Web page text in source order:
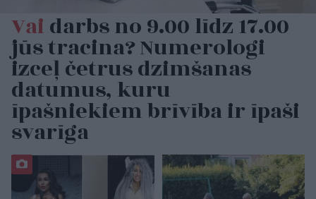
Vaidarbs no 9.00 līdz 17.00
jūs tracina? Numerologi
izceļ četrus dzimšanas
datumus, kuru
īpašniekiem brīvība ir īpaši
svarīga